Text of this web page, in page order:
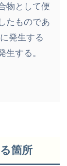
物として便
たものであ
発生する
する。
箇所